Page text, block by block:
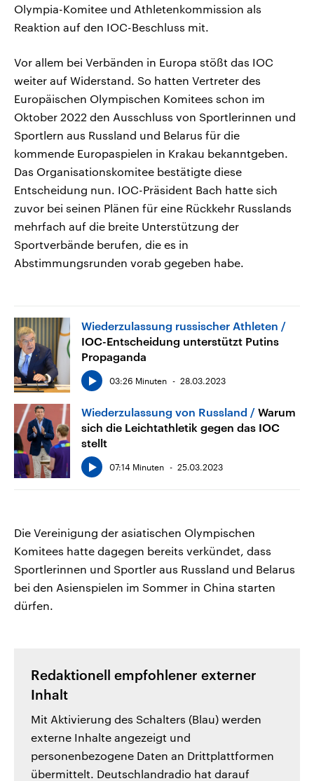
Olympia-Komitee und Athletenkommission als
Reaktion auf den IOC-Beschluss mit.
Vor allem bei Verbänden in Europa stößt das IOC
weiter auf Widerstand. So hatten Vertreter des
Europäischen Olympischen Komitees schon im
Oktober 2022 den Ausschluss von Sportlerinnen und
Sportlern aus Russland und Belarus für die
kommende Europaspielen in Krakau bekanntgeben.
Das Organisationskomitee bestätigte diese
Entscheidung nun. IOC-Präsident Bach hatte sich
zuvor bei seinen Plänen für eine Rückkehr Russlands
mehrfach auf die breite Unterstützung der
Sportverbände berufen, die es in
Abstimmungsrunden vorab gegeben habe.
Wiederzulassung russischer Athleten
IOC-Entscheidung unterstützt Putins
Propaganda
03:26 Minuten 28.03.2023
Wiederzulassung von Russland
Warum
sich die Leichtathletik gegen das IOC
stellt
07:14 Minuten 25.03.2023
Die Vereinigung der asiatischen Olympischen
Komitees hatte dagegen bereits verkündet, dass
Sportlerinnen und Sportler aus Russland und Belarus
bei den Asienspielen im Sommer in China starten
dürfen.
Redaktionell empfohlener externer
Inhalt
Mit Aktivierung des Schalters (Blau) werden
externe Inhalte angezeigt und
personenbezogene Daten an Drittplattformen
übermittelt. Deutschlandradio hat darauf